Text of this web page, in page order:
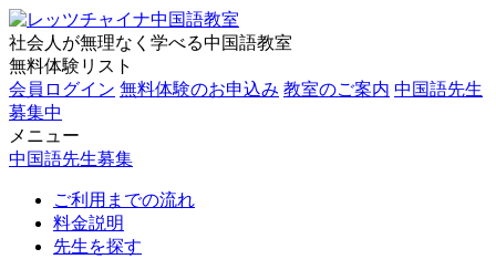
社会人が無理なく学べる中国語教室
無料体験リスト
会員ログイン 無料体験のお申込み 教室のご案内 中国語先生
募集中
メニュー
中国語先生募集
ご利用までの流れ
料金説明
先生を探す